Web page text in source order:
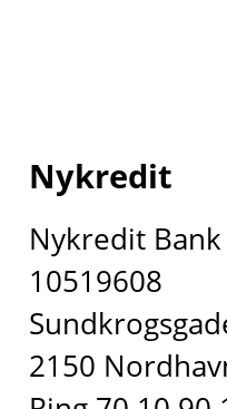
Nykredit
Nykredit Bank
10519608
2150